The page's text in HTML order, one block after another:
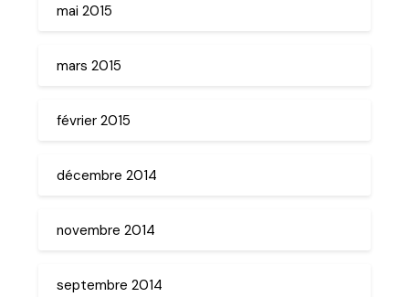
mai 2015
mars 2015
février 2015
décembre 2014
novembre 2014
septembre 2014